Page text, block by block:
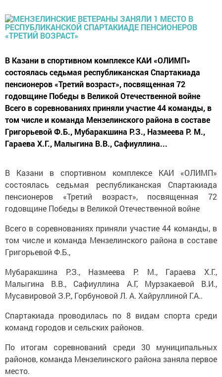
В Казани в спортивном комплексе КАИ «ОЛИМП»
состоялась седьмая республиканская Спартакиада
пенсионеров «Третий возраст», посвященная 72
годовщине Победы в Великой Отечественной войне
Всего в соревнованиях приняли участие 44 команды, в
том числе и команда Мензелинского района в составе
Григорьевой Ф.Б., Мубаракшина Р.З., Назмеева Р. М.,
Гараева Х.Г., Малыгина В.В., Сафиуллина...
В Казани в спортивном комплексе КАИ «ОЛИМП»
состоялась седьмая республиканская Спартакиада
пенсионеров «Третий возраст», посвященная 72
годовщине Победы в Великой Отечественной войне
Всего в соревнованиях приняли участие 44 команды, в
том числе и команда Мензелинского района в составе
Григорьевой Ф.Б.,
Мубаракшина Р.З., Назмеева Р. М., Гараева Х.Г.,
Малыгина В.В., Сафиуллина А.Г, Мурзакаевой В.И.,
Мусавировой З.Р., Горбуновой Л. А. Хайруллиной Г.А..
Спартакиада проводилась по 8 видам спорта среди
команд городов и сельских районов.
По итогам соревнований среди 30 муниципальных
районов, команда Мензелинского района заняла первое
место.